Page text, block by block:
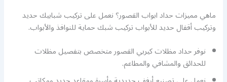
ماهي مميزات حداد ابواب القصور؟ نعمل على تركيب شبابيك حديد
وتركيب أقفال حديد للأبواب تركيب شبك حماية للنوافذ والأبواب.
نوفر حداد مظلات كيربي القصور متخصص بتفصيل مظلات
للحدائق والمشافي والمطاعم.